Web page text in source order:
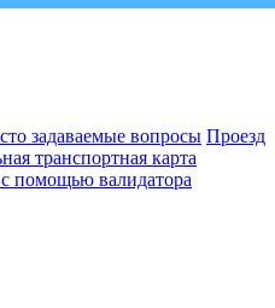
задаваемые вопросы Проезд
транспортная карта
помощью валидатора